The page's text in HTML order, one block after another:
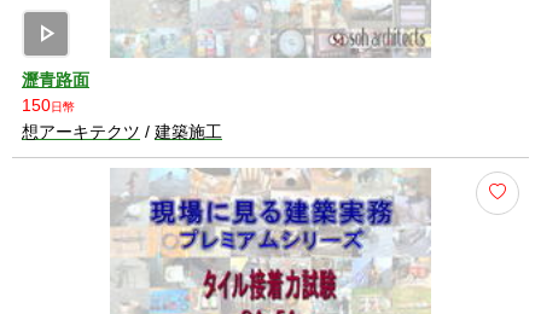
play_arrow
瀝青路面
150日幣
想アーキテクツ / 建築施工